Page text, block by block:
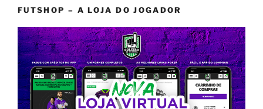
FUTSHOP – A LOJA DO JOGADOR